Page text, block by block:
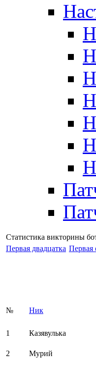
Статистика викторины
Первая двадцатка Первая
№ Ник
1 Казявулька
2 Мурий